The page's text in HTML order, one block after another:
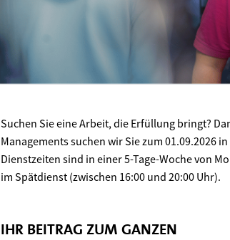
Suchen Sie eine Arbeit, die Erfüllung bringt?
Managements suchen wir Sie zum 01.09.2026
Dienstzeiten sind in einer 5-Tage-Woche von
im Spätdienst (zwischen 16:00 und 20:00 Uhr).
IHR BEITRAG ZUM GANZEN